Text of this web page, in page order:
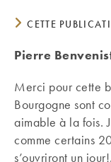
CETTE
Pierre
Merci pour cette
Bourgogne sont
aimable à la fois.
comme certains
s’ouvriront un jour!.